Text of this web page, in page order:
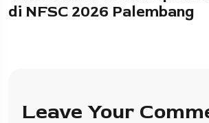
di NFSC 2026 Palembang
Leave Your